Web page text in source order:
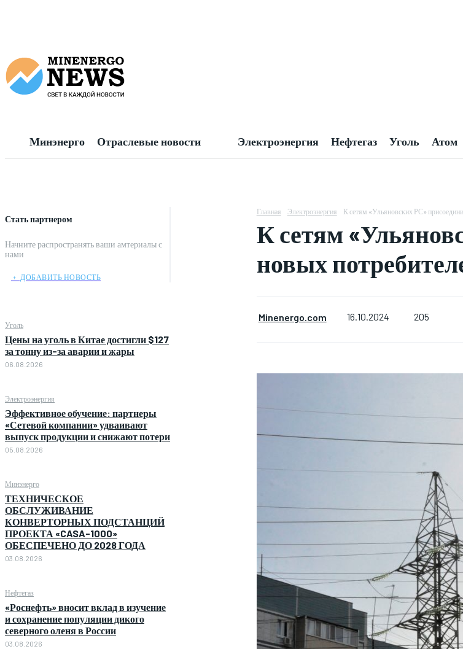
Минэнерго Отраслевые новости Электроэнергия Нефтегаз Уголь Атом
Стать партнером
Начните распространять ваши амтериалы с
нами
﹢ ДОБАВИТЬ НОВОСТЬ
Уголь
Цены на уголь в Китае достигли $127
за тонну из-за аварии и жары
06.08.2026
Электроэнергия
Эффективное обучение: партнеры
«Сетевой компании» удваивают
выпуск продукции и снижают потери
05.08.2026
Минэнерго
ТЕХНИЧЕСКОЕ
ОБСЛУЖИВАНИЕ
КОНВЕРТОРНЫХ ПОДСТАНЦИЙ
ПРОЕКТА «CASA-1000»
ОБЕСПЕЧЕНО ДО 2028 ГОДА
03.08.2026
Нефтегаз
«Роснефть» вносит вклад в изучение
и сохранение популяции дикого
северного оленя в России
03.08.2026
Главная Электроэнергия К сетям «Ульяновских РС»
К сетям
новых
Minenergo.com 16.10.2024 205